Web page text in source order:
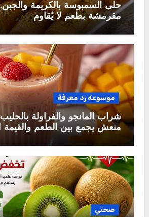
حلى السمبوسة بالكريمة
مقرمشة بطعم لا يُقاوم
موسوعة زد معرفة
شراب المانجو والفراولة
منعش يجمع بين الطعم والقيمة
صحتي